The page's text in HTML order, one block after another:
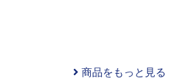
商品をもっと見る